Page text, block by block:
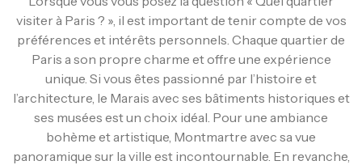
visiter à Paris ? », il est important de tenir compte de vos
préférences et intérêts personnels. Chaque quartier de
Paris a son propre charme et offre une expérience
unique. Si vous êtes passionné par l’histoire et
l’architecture, le Marais avec ses bâtiments historiques et
ses musées est un choix idéal. Pour une ambiance
bohème et artistique, Montmartre avec sa vue
panoramique sur la ville est incontournable. En revanche,